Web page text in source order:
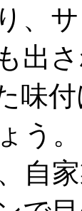
、
出
味
う。
自